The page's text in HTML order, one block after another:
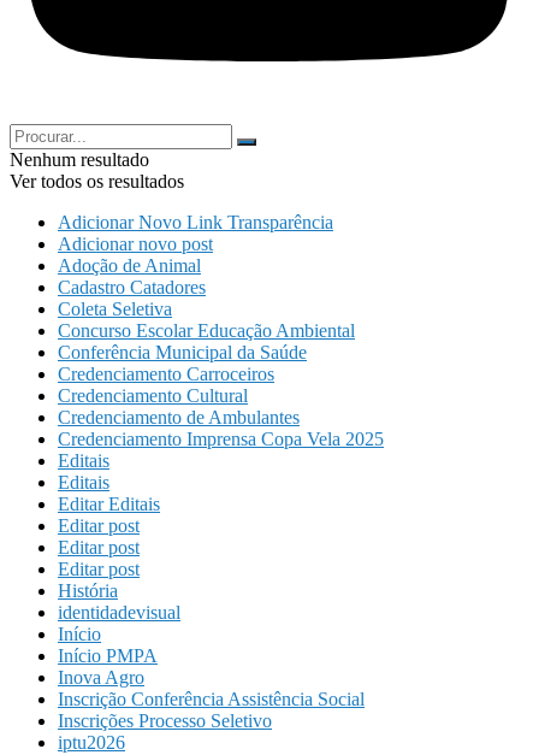
Nenhum resultado
Ver todos os resultados
Adicionar Novo Link Transparência
Adicionar novo post
Adoção de Animal
Cadastro Catadores
Coleta Seletiva
Concurso Escolar Educação Ambiental
Conferência Municipal da Saúde
Credenciamento Carroceiros
Credenciamento Cultural
Credenciamento de Ambulantes
Credenciamento Imprensa Copa Vela 2025
Editais
Editais
Editar Editais
Editar post
Editar post
Editar post
História
identidadevisual
Início
Início PMPA
Inova Agro
Inscrição Conferência Assistência Social
Inscrições Processo Seletivo
iptu2026